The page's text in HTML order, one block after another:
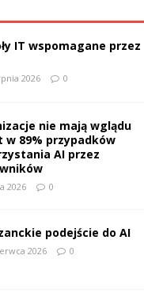
IT wspomagane przez
2026 0
nie mają wglądu
w 89% przypadków
AI przez
2026 0
podejście do AI
2026 0